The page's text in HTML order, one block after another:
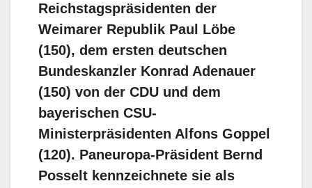
Reichstagspräsidenten der
Weimarer Republik Paul Löbe
(150), dem ersten deutschen
Bundeskanzler Konrad Adenauer
(150) von der CDU und dem
bayerischen CSU-
Ministerpräsidenten Alfons Goppel
(120). Paneuropa-Präsident Bernd
Posselt kennzeichnete sie als